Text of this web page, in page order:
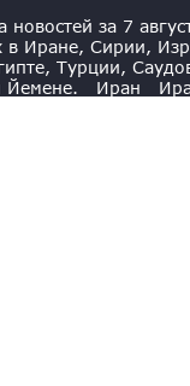
новостей за 7
в Иране, Сирии,
Турции,
Йемене. Иран